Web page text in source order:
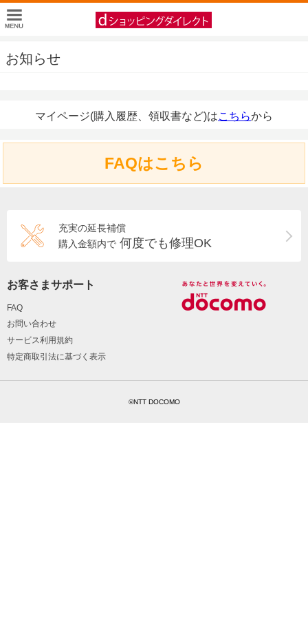
お知らせ
マイページ(購入履歴、領収書など)はこちらから
FAQはこちら
充実の延長補償
購入金額内で 何度でも修理OK
お客さまサポート
FAQ
お問い合わせ
サービス利用規約
特定商取引法に基づく表示
©NTT DOCOMO